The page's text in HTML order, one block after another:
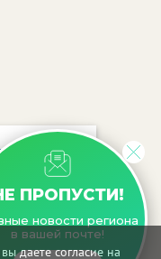
даете согласие на
ПРОПУСТИ!
новости региона
в вашей почте!
vRossii.ru
vRossii.ru
40,